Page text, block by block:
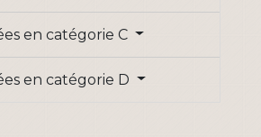
en catégorie C
en catégorie D